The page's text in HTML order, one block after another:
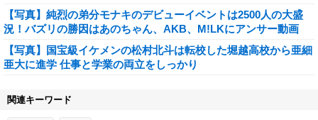
【写真】純烈の弟分モナキのデビューイベントは2500人の大盛
況！バズリの勝因はあのちゃん、AKB、M!LKにアンサー動画
【写真】国宝級イケメンの松村北斗は転校した堀越高校から亜細
亜大に進学 仕事と学業の両立をしっかり
関連キーワード